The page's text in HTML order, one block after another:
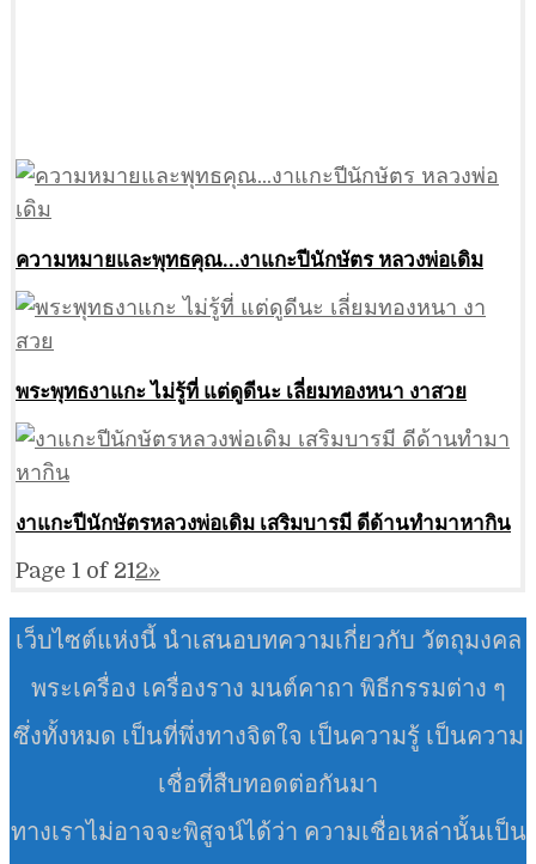
ความหมายและพุทธคุณ…งาแกะปีนักษัตร หลวงพ่อเดิม
พระพุทธงาแกะ ไม่รู้ที่ แต่ดูดีนะ เลี่ยมทองหนา งาสวย
งาแกะปีนักษัตรหลวงพ่อเดิม เสริมบารมี ดีด้านทำมาหากิน
Page 1 of 212»
เว็บไซต์แห่งนี้ นำเสนอบทความเกี่ยวกับ วัตถุมงคล
พระเครื่อง เครื่องราง มนต์คาถา พิธีกรรมต่าง ๆ
ซึ่งทั้งหมด เป็นที่พึ่งทางจิตใจ เป็นความรู้ เป็นความ
เชื่อที่สืบทอดต่อกันมา
ทางเราไม่อาจจะพิสูจน์ได้ว่า ความเชื่อเหล่านั้นเป็น